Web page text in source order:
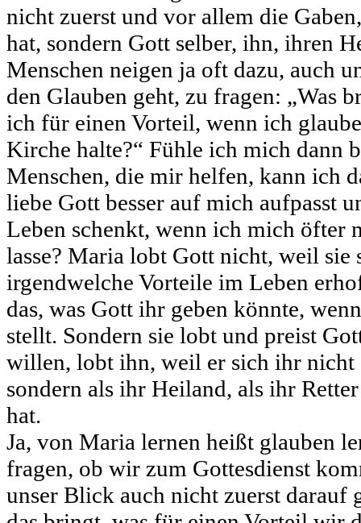
nicht zuerst und vor allem die
hat, sondern Gott selber, ihn, ihren
Menschen neigen ja oft dazu, auch
den Glauben geht, zu fragen: „Was
ich für einen Vorteil, wenn ich
Kirche halte?“ Fühle ich mich dann
Menschen, die mir helfen, kann ich
liebe Gott besser auf mich aufpasst
Leben schenkt, wenn ich mich öfter
lasse? Maria lobt Gott nicht, weil sie
irgendwelche Vorteile im Leben
das, was Gott ihr geben könnte,
stellt. Sondern sie lobt und preist
willen, lobt ihn, weil er sich ihr nicht
sondern als ihr Heiland, als ihr
hat.
Ja, von Maria lernen heißt glauben
fragen, ob wir zum Gottesdienst
unser Blick auch nicht zuerst darauf